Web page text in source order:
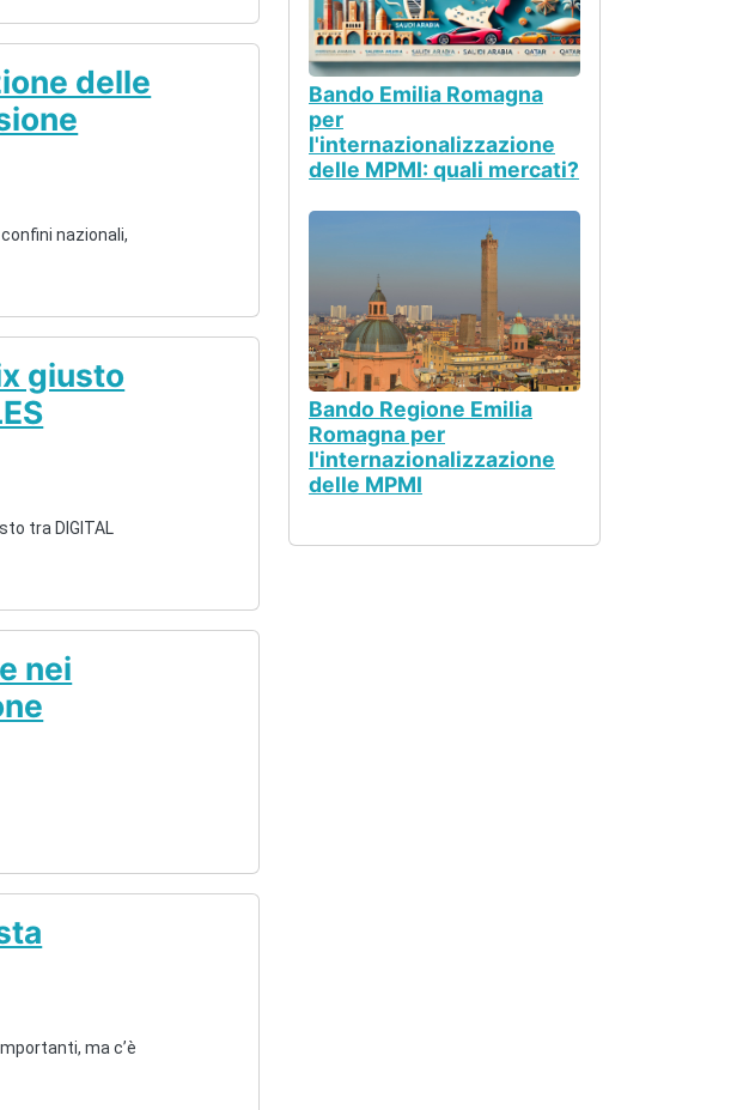
delle
nazionali,
giusto
tra DIGITAL
nei
ma c’è
Bando Emilia Romagna
per
l'internazionalizzazione
delle MPMI: quali mercati?
Bando Regione Emilia
Romagna per
l'internazionalizzazione
delle MPMI